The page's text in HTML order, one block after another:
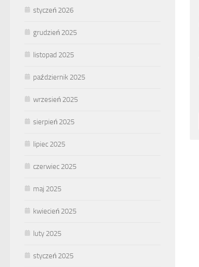
styczeń 2026
grudzień 2025
listopad 2025
październik 2025
wrzesień 2025
sierpień 2025
lipiec 2025
czerwiec 2025
maj 2025
kwiecień 2025
luty 2025
styczeń 2025